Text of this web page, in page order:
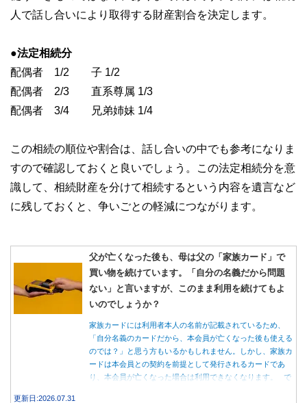
人で話し合いにより取得する財産割合を決定します。
●法定相続分
配偶者 1/2 子 1/2
配偶者 2/3 直系尊属 1/3
配偶者 3/4 兄弟姉妹 1/4
この相続の順位や割合は、話し合いの中でも参考になりま
すので確認しておくと良いでしょう。この法定相続分を意
識して、相続財産を分けて相続するという内容を遺言など
に残しておくと、争いごとの軽減につながります。
父が亡くなった後も、母は父の「家族カード」で
買い物を続けています。「自分の名義だから問題
ない」と言いますが、このまま利用を続けてもよ
いのでしょうか？
家族カードには利用者本人の名前が記載されているため、
「自分名義のカードだから、本会員が亡くなった後も使える
のでは？」と思う方もいるかもしれません。しかし、家族カ
ードは本会員との契約を前提として発行されるカードであ
り、本会員が亡くなった場合は利用できなくなります。 で
更新日:2026.07.31